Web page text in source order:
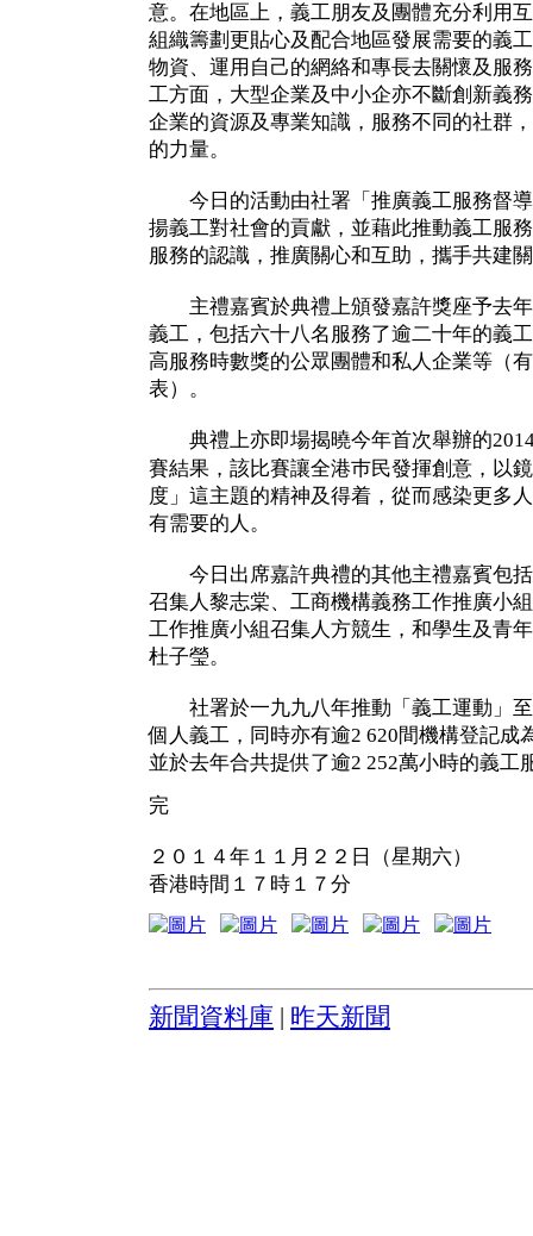
意。在地區上，義工朋友及團體充分利用
組織籌劃更貼心及配合地區發展需要的義
物資、運用自己的網絡和專長去關懷及服
工方面，大型企業及中小企亦不斷創新義
企業的資源及專業知識，服務不同的社群
的力量。
今日的活動由社署「推廣義工服務督導
揚義工對社會的貢獻，並藉此推動義工服
服務的認識，推廣關心和互助，攜手共建
主禮嘉賓於典禮上頒發嘉許獎座予去年
義工，包括六十八名服務了逾二十年的義
高服務時數獎的公眾團體和私人企業等（
表）。
典禮上亦即場揭曉今年首次舉辦的
賽結果，該比賽讓全港巿民發揮創意，以
度」這主題的精神及得着，從而感染更多
有需要的人。
今日出席嘉許典禮的其他主禮嘉賓包括
召集人黎志棠、工商機構義務工作推廣小
工作推廣小組召集人方競生，和學生及青
杜子瑩。
社署於一九九八年推動「義工運動」至
個人義工，同時亦有逾2 620間機構登記成
並於去年合共提供了逾2 252萬小時的義工
完
２０１４年１１月２２日（星期六）
香港時間１７時１７分
新聞資料庫 昨天新聞